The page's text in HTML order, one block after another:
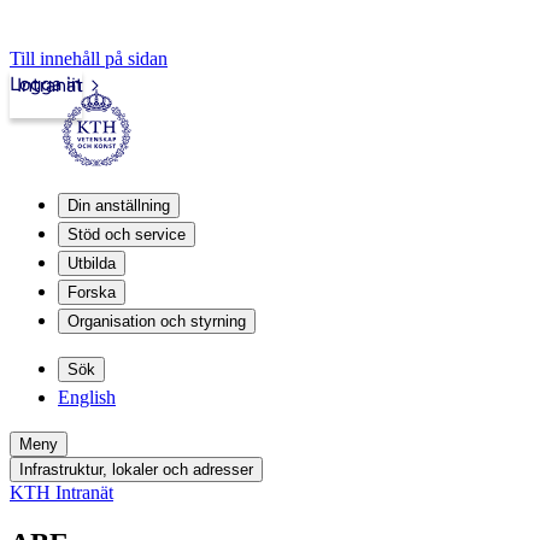
Till innehåll på sidan
Intranät
Logga in
Din anställning
Stöd och service
Utbilda
Forska
Organisation och styrning
Sök
English
Meny
Infrastruktur, lokaler och adresser
KTH Intranät